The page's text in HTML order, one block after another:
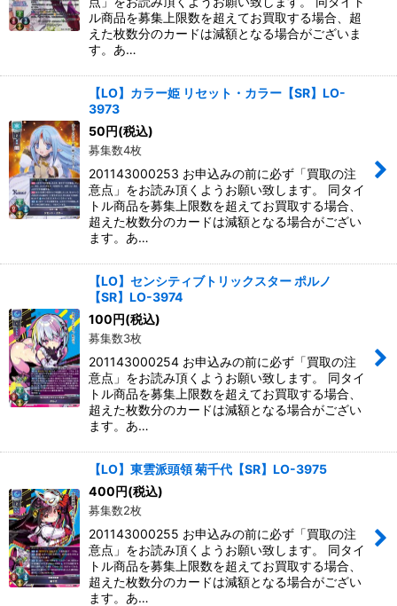
ル商品を募集上限数を超えてお買取する場合、超
えた枚数分のカードは減額となる場合がございま
す。あ…
【LO】カラー姫 リセット・カラー【SR】LO-
3973
50円(税込)
募集数4枚
201143000253 お申込みの前に必ず「買取の注
意点」をお読み頂くようお願い致します。 同タイ
トル商品を募集上限数を超えてお買取する場合、
超えた枚数分のカードは減額となる場合がござい
ます。あ…
【LO】センシティブトリックスター ポルノ
【SR】LO-3974
100円(税込)
募集数3枚
201143000254 お申込みの前に必ず「買取の注
意点」をお読み頂くようお願い致します。 同タイ
トル商品を募集上限数を超えてお買取する場合、
超えた枚数分のカードは減額となる場合がござい
ます。あ…
【LO】東雲派頭領 菊千代【SR】LO-3975
400円(税込)
募集数2枚
201143000255 お申込みの前に必ず「買取の注
意点」をお読み頂くようお願い致します。 同タイ
トル商品を募集上限数を超えてお買取する場合、
超えた枚数分のカードは減額となる場合がござい
ます。あ…